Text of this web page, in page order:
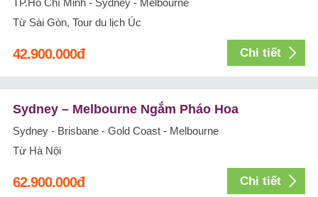
TP.Hồ Chí Minh - Sydney - Melbourne
Từ Sài Gòn, Tour du lịch Úc
42.900.000đ Chi tiết
Sydney – Melbourne Ngắm Pháo Hoa
Sydney - Brisbane - Gold Coast - Melbourne
Từ Hà Nội
62.900.000đ Chi tiết